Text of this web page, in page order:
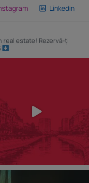
Linkedin
estate! Rezervă-ți